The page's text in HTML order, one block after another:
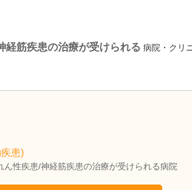
経筋疾患の治療が受けられる 病院・クリ
患)
ん性疾患/神経筋疾患の治療が受けられる病院